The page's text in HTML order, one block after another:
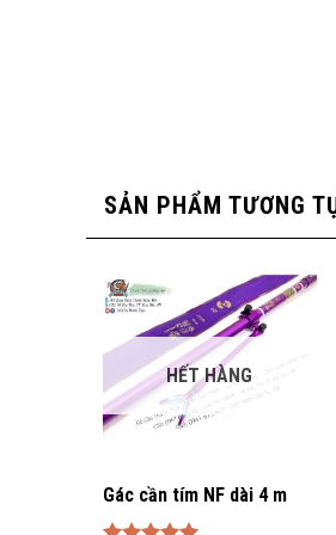
SẢN PHẨM TƯƠNG
HẾT HÀNG
Gác cần tím NF dài 4 m